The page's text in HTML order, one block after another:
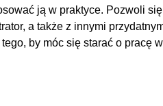
ją w praktyce. Pozwoli
a także z innymi
by móc się starać o pracę